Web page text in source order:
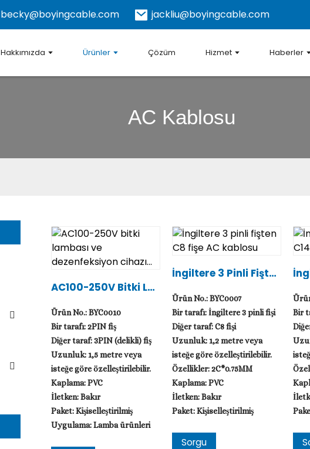
becky@boyingcable.com jackliu@boyingcable.com
Hakkımızda Ürünler Çözüm Hizmet Haberler
AC Kablosu
AC100-250V Bitki La
Yon Cihazı...
Ürün No.: BYC0010
Bir tarafı: 2PIN fiş
Diğer taraf: 3PIN (delikli) fiş
Uzunluk: 1,5 metre veya
isteğe göre özelleştirilebilir.
Kaplama: PVC
İletken: Bakır
Paket: Kişiselleştirilmiş
Uygulama: Lamba ürünleri
İngiltere 3 Pinli Fişten
Ürün No.: BYC0007
Bir tarafı: İngiltere 3 pinli fişi
Diğer taraf: C8 fişi
Uzunluk: 1,2 metre veya
isteğe göre özelleştirilebilir.
Özellikler: 2C*0.75MM
Kaplama: PVC
İletken: Bakır
Paket: Kişiselleştirilmiş
Sorgu
Bir